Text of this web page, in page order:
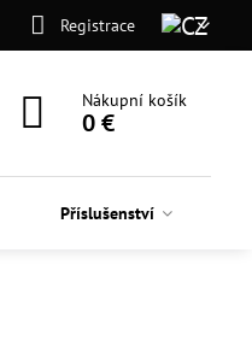
Registrace
Nákupní košík
0 €
Příslušenství